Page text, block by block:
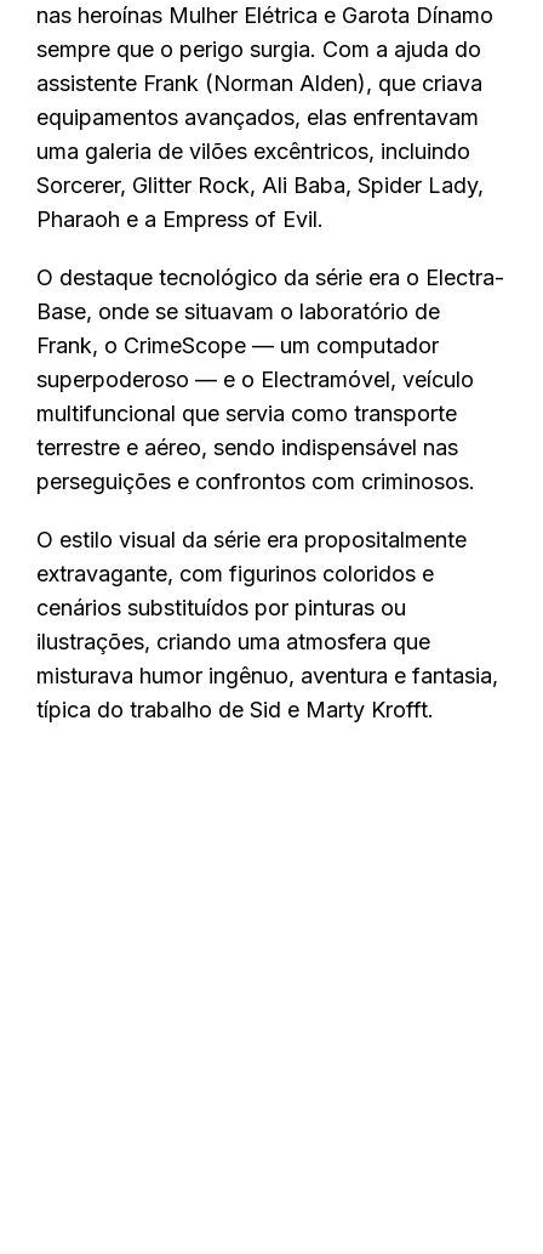
nas heroínas Mulher Elétrica e Garota Dínamo
sempre que o perigo surgia. Com a ajuda do
assistente Frank (Norman Alden), que criava
equipamentos avançados, elas enfrentavam
uma galeria de vilões excêntricos, incluindo
Sorcerer, Glitter Rock, Ali Baba, Spider Lady,
Pharaoh e a Empress of Evil.
O destaque tecnológico da série era o Electra-
Base, onde se situavam o laboratório de
Frank, o CrimeScope — um computador
superpoderoso — e o Electramóvel, veículo
multifuncional que servia como transporte
terrestre e aéreo, sendo indispensável nas
perseguições e confrontos com criminosos.
O estilo visual da série era propositalmente
extravagante, com figurinos coloridos e
cenários substituídos por pinturas ou
ilustrações, criando uma atmosfera que
misturava humor ingênuo, aventura e fantasia,
típica do trabalho de Sid e Marty Krofft.